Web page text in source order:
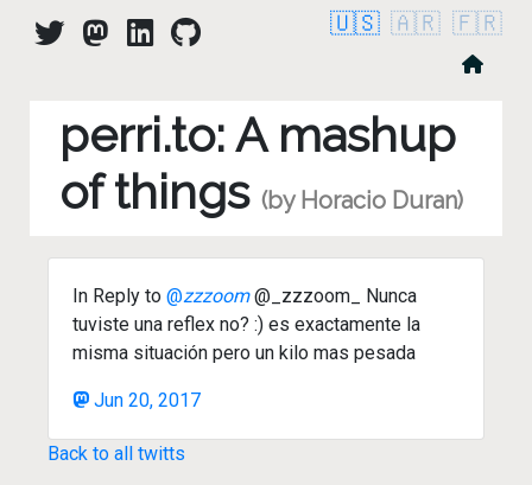
🇺🇸 🇦🇷 🇫🇷
perri.to: A mashup
of things (by Horacio Duran)
In Reply to @zzzoom@_zzzoom_ Nunca
tuviste una reflex no? :) es exactamente la
misma situación pero un kilo mas pesada
Jun 20, 2017
Back to all twitts